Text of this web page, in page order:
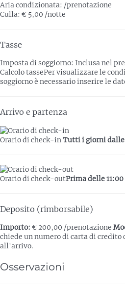
Aria condizionata: /prenotazione
Culla: € 5,00 /notte
Tasse
Imposta di soggiorno: Inclusa nel
Calcolo tassePer visualizzare le
soggiorno è necessario inserire le
Arrivo e partenza
Orario di check-inTutti i giorni dalle
Orario di check-outPrima delle 11:00
Deposito (rimborsabile)
Importo: € 200,00 /prenotazione
chiede un numero di carta di credito
all'arrivo.
Osservazioni